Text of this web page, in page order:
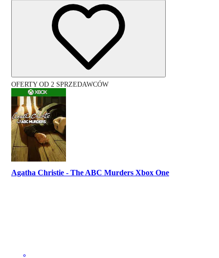
OFERTY OD 2 SPRZEDAWCÓW
Agatha Christie - The ABC Murders Xbox One